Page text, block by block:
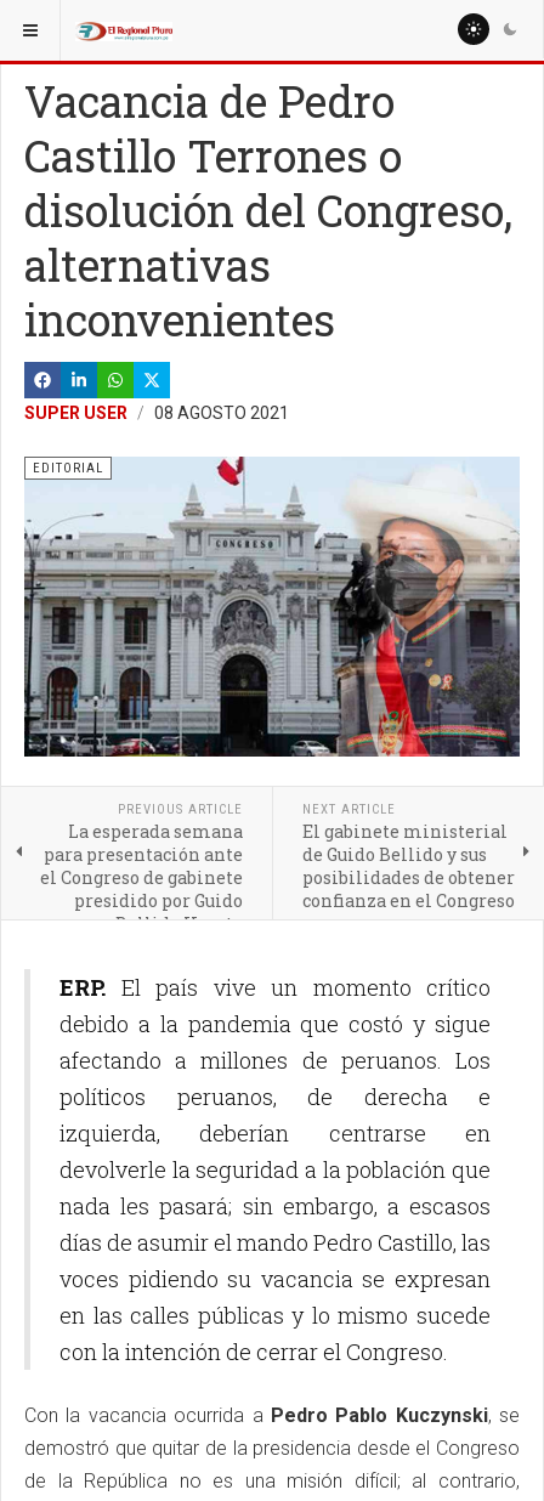
ESTÁ AQUÍ: EDITORIAL
Vacancia de Pedro
Castillo Terrones o
disolución del Congreso,
alternativas
inconvenientes
SUPER USER 08 AGOSTO 2021
EDITORIAL
PREVIOUS ARTICLE
La esperada semana
para presentación ante
el Congreso de gabinete
presidido por Guido
Bellido Ugarte
NEXT ARTICLE
El gabinete ministerial
de Guido Bellido y sus
posibilidades de obtener
confianza en el Congreso
ERP. El país vive un momento crítico
debido a la pandemia que costó y sigue
afectando a millones de peruanos. Los
políticos peruanos, de derecha e
izquierda, deberían centrarse en
devolverle la seguridad a la población que
nada les pasará; sin embargo, a escasos
días de asumir el mando Pedro Castillo, las
voces pidiendo su vacancia se expresan
en las calles públicas y lo mismo sucede
con la intención de cerrar el Congreso.
Con la vacancia ocurrida a Pedro Pablo Kuczynski, se
demostró que quitar de la presidencia desde el Congreso
de la República no es una misión difícil; al contrario,